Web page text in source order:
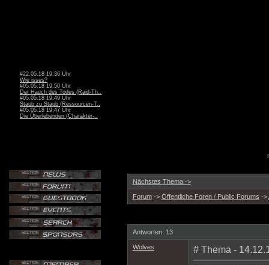
#22.05.18 19:36 Uhr
Wie isses?
#05.05.18 19:50 Uhr
Der Hauch des Todes (Raid-Th..
#05.05.18 19:49 Uhr
Staub zu Staub (Ressourcen-T..
#05.05.18 19:47 Uhr
Die Überlebenden (Charakter-..
Nächstes Thema ->
Forum-> Öffentliche Foren / Public Forums ->
Antworten: 13
Wolves # Thema -